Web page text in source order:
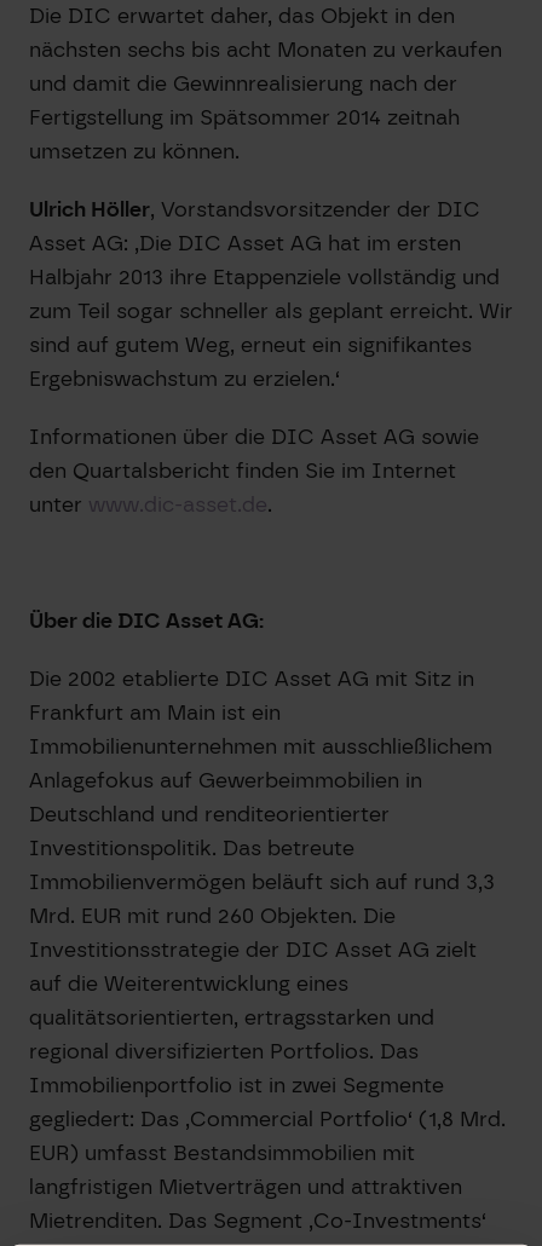
Die DIC erwartet daher, das Objekt in den
nächsten sechs bis acht Monaten zu verkaufen
und damit die Gewinnrealisierung nach der
Fertigstellung im Spätsommer 2014 zeitnah
umsetzen zu können.
Ulrich Höller, Vorstandsvorsitzender der DIC
Asset AG: ‚Die DIC Asset AG hat im ersten
Halbjahr 2013 ihre Etappenziele vollständig und
zum Teil sogar schneller als geplant erreicht. Wir
sind auf gutem Weg, erneut ein signifikantes
Ergebniswachstum zu erzielen.‘
Informationen über die DIC Asset AG sowie
den Quartalsbericht finden Sie im Internet
unter www.dic-asset.de.
Über die DIC Asset AG:
Die 2002 etablierte DIC Asset AG mit Sitz in
Frankfurt am Main ist ein
Immobilienunternehmen mit ausschließlichem
Anlagefokus auf Gewerbeimmobilien in
Deutschland und renditeorientierter
Investitionspolitik. Das betreute
Immobilienvermögen beläuft sich auf rund 3,3
Mrd. EUR mit rund 260 Objekten. Die
Investitionsstrategie der DIC Asset AG zielt
auf die Weiterentwicklung eines
qualitätsorientierten, ertragsstarken und
regional diversifizierten Portfolios. Das
Immobilienportfolio ist in zwei Segmente
gegliedert: Das ‚Commercial Portfolio‘ (1,8 Mrd.
EUR) umfasst Bestandsimmobilien mit
langfristigen Mietverträgen und attraktiven
Mietrenditen. Das Segment ‚Co-Investments‘